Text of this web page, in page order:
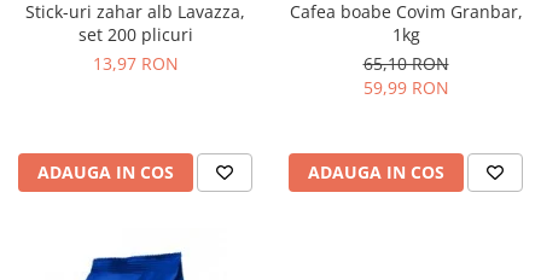
Stick-uri zahar alb Lavazza,
set 200 plicuri
13,97 RON
ADAUGA IN COS
Cafea boabe Covim Granbar,
1kg
65,10 RON
59,99 RON
ADAUGA IN COS